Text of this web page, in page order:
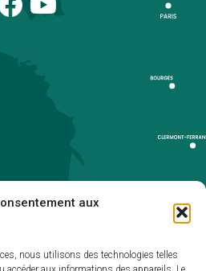
aux
nous utilisons des technologies telles